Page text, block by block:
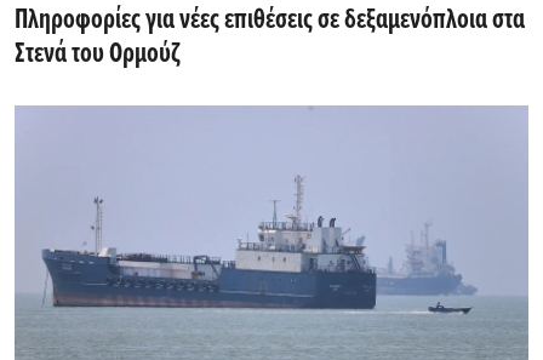
Πληροφορίες για νέες επιθέσεις σε δεξαμενόπλοια στα
Στενά του Ορμούζ